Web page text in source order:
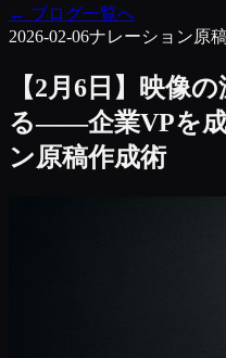
← ブログ一覧へ
2026-02-06ナレーション原
【2月6日】映像
る――企業VPを成
ン原稿作成術